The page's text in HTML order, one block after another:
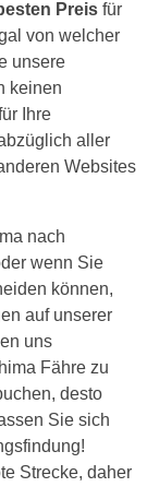
Preis für
von welcher
unsere
keinen
Ihre
aller
Websites
nach
wenn Sie
können,
auf unserer
uns
Fähre zu
desto
Sie sich
Strecke, daher